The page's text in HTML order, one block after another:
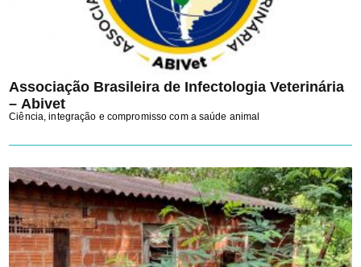
Associação Brasileira de Infectologia Veterinária
– Abivet
Ciência, integração e compromisso com a saúde animal